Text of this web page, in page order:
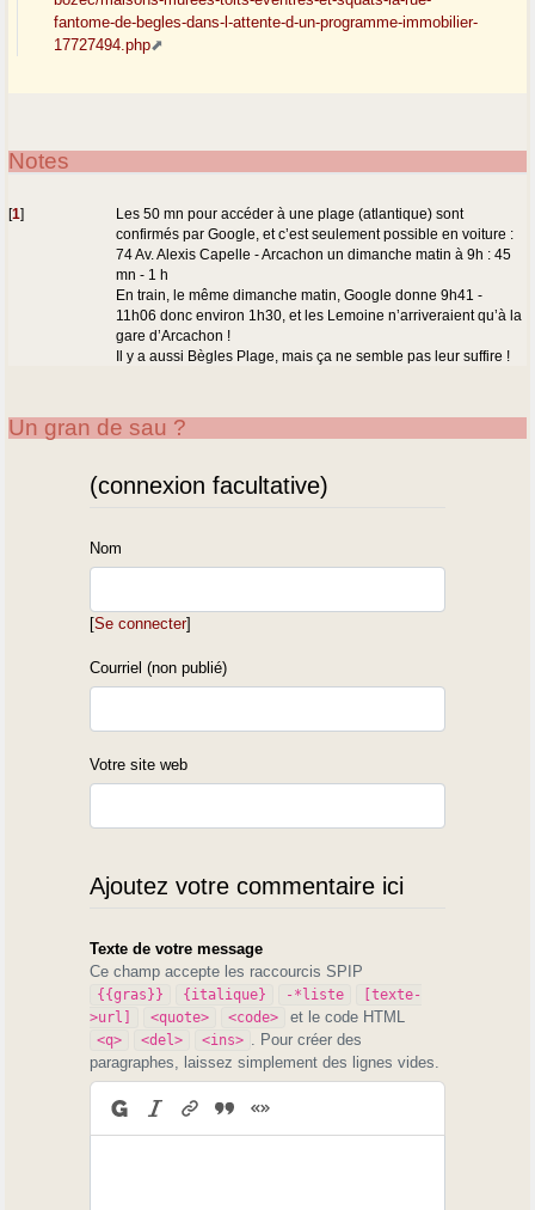
fantome-de-begles-dans-l-attente-d-un-programme-immobilier-
17727494.php
Notes
[1]
Les 50 mn pour accéder à une plage (atlantique) sont
confirmés par Google, et c’est seulement possible en voiture :
74 Av. Alexis Capelle - Arcachon un dimanche matin à 9h : 45
mn - 1 h
En train, le même dimanche matin, Google donne 9h41 -
11h06 donc environ 1h30, et les Lemoine n’arriveraient qu’à la
gare d’Arcachon !
Il y a aussi Bègles Plage, mais ça ne semble pas leur suffire !
Un gran de sau ?
(connexion facultative)
Nom
[Se connecter]
Courriel (non publié)
Votre site web
Ajoutez votre commentaire ici
Texte de votre message
Ce champ accepte les raccourcis SPIP
{{gras}} {italique} -*liste
[texte-
>url]
<quote> <code> et le code HTML
<q> <del> <ins>
. Pour créer des
paragraphes, laissez simplement des lignes vides.